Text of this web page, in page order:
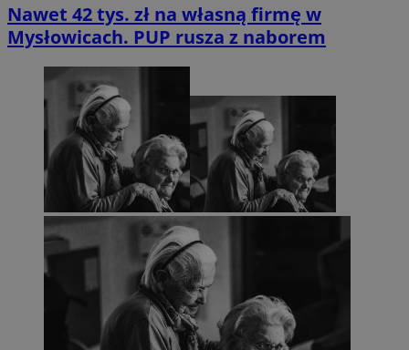
Nawet 42 tys. zł na własną firmę w
Mysłowicach. PUP rusza z naborem